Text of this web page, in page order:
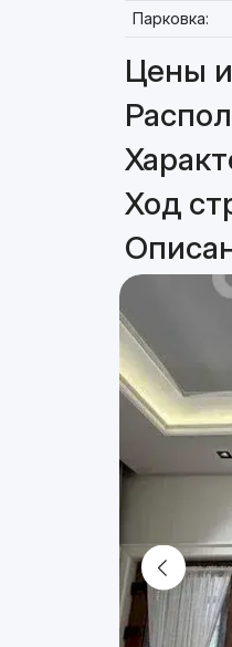
Парковка:
Цены
Ход